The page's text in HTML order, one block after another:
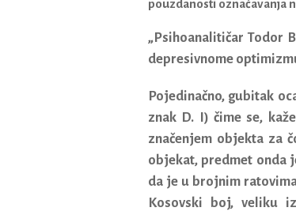
pouzdanosti označavanja
„Psihoanalitičar Todor
depresivnome
Pojedinačno, gubitak
znak D. I) čime se,
značenjem objekta za
objekat, predmet onda
da je u brojnim
Kosovski boj, veliku